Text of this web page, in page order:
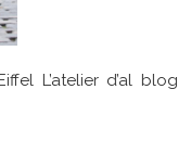
L’atelier d’al blog